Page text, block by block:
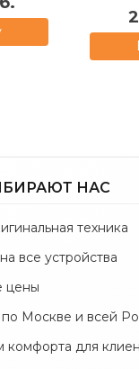
НАС
техника
все устройства
цены
по Москве и всей
комфорта для